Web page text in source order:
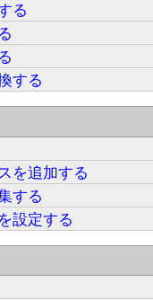
る
する
を追加する
する
設定する